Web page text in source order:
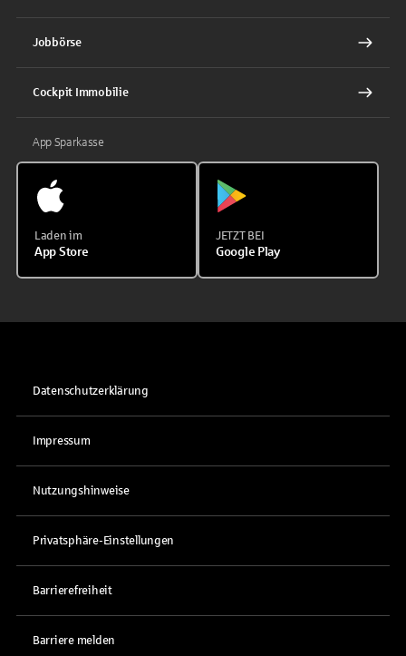
Jobbörse
Cockpit Immobilie
App Sparkasse
Laden im
App Store
JETZT BEI
Google Play
Datenschutzerklärung
Impressum
Nutzungshinweise
Privatsphäre-Einstellungen
Barrierefreiheit
Barriere melden